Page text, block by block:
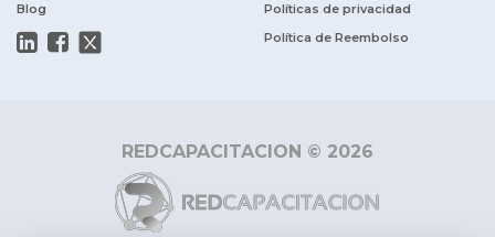
Blog
Políticas de privacidad
Política de Reembolso
REDCAPACITACION © 2026